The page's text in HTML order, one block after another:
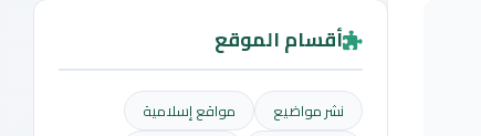
أقسام الموقع
نشر مواضيع
مواقع إسلامية